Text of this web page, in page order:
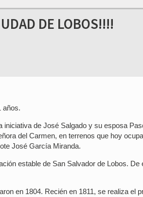
DE LOBOS!!!!
años.
iniciativa de José Salgado y su esposa
del Carmen, en terrenos que hoy
José García Miranda.
estable de San Salvador de Lobos.
en 1804. Recién en 1811, se realiza el